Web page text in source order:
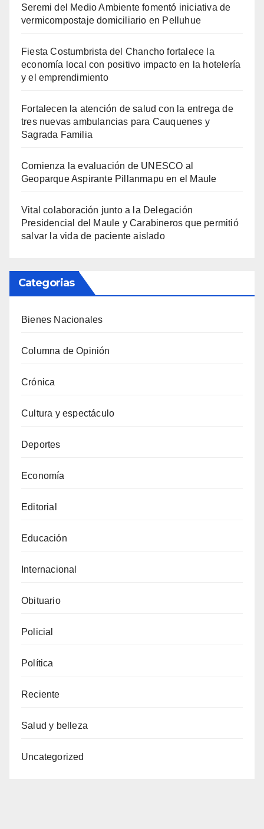
Seremi del Medio Ambiente fomentó iniciativa de
vermicompostaje domiciliario en Pelluhue
Fiesta Costumbrista del Chancho fortalece la
economía local con positivo impacto en la hotelería
y el emprendimiento
Fortalecen la atención de salud con la entrega de
tres nuevas ambulancias para Cauquenes y
Sagrada Familia
Comienza la evaluación de UNESCO al
Geoparque Aspirante Pillanmapu en el Maule
Vital colaboración junto a la Delegación
Presidencial del Maule y Carabineros que permitió
salvar la vida de paciente aislado
Categorias
Bienes Nacionales
Columna de Opinión
Crónica
Cultura y espectáculo
Deportes
Economía
Editorial
Educación
Internacional
Obituario
Policial
Política
Reciente
Salud y belleza
Uncategorized